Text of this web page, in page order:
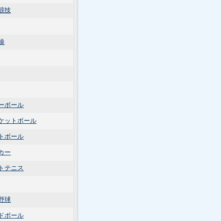
技
ボール
ットボール
ボール
ー
テニス
球
ボール